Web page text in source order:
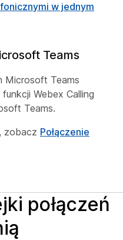
w jednym
Teams
Microsoft Teams
Webex Calling
Teams.
zobacz Połączenie
połączeń